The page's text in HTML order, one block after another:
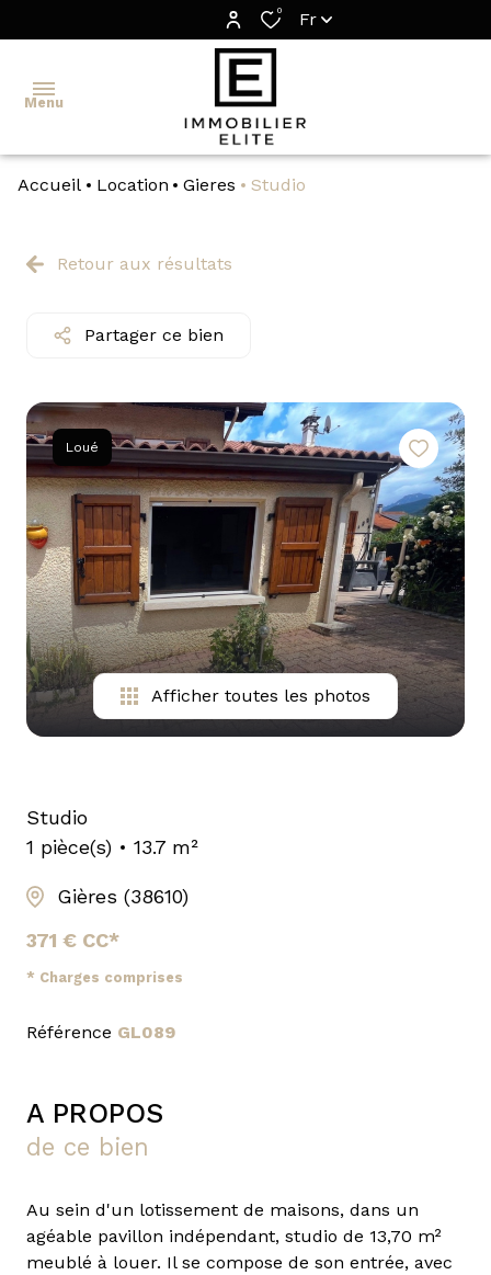
0 Fr
Menu
GESTION
ESTIMATION
ÉLITE
SÉLECTION
PRIVÉE
Accueil Location Gieres Studio
Retour aux résultats
Partager ce bien
Loué
Afficher toutes les photos
Studio
1 pièce(s)
13.7 m²
Gières (38610)
371 € CC*
* Charges comprises
Référence GL089
A PROPOS
de ce bien
Au sein d'un lotissement de maisons, dans un
agéable pavillon indépendant, studio de 13,70 m²
meublé à louer. Il se compose de son entrée, avec